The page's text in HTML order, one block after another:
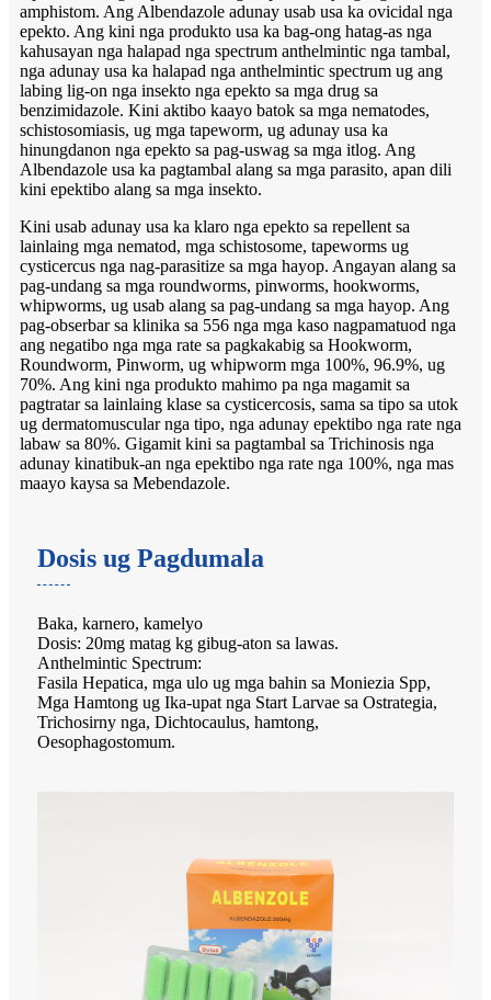
amphistom. Ang Albendazole adunay usab usa ka ovicidal nga
epekto. Ang kini nga produkto usa ka bag-ong hatag-as nga
kahusayan nga halapad nga spectrum anthelmintic nga tambal,
nga adunay usa ka halapad nga anthelmintic spectrum ug ang
labing lig-on nga insekto nga epekto sa mga drug sa
benzimidazole. Kini aktibo kaayo batok sa mga nematodes,
schistosomiasis, ug mga tapeworm, ug adunay usa ka
hinungdanon nga epekto sa pag-uswag sa mga itlog. Ang
Albendazole usa ka pagtambal alang sa mga parasito, apan dili
kini epektibo alang sa mga insekto.
Kini usab adunay usa ka klaro nga epekto sa repellent sa
lainlaing mga nematod, mga schistosome, tapeworms ug
cysticercus nga nag-parasitize sa mga hayop. Angayan alang sa
pag-undang sa mga roundworms, pinworms, hookworms,
whipworms, ug usab alang sa pag-undang sa mga hayop. Ang
pag-obserbar sa klinika sa 556 nga mga kaso nagpamatuod nga
ang negatibo nga mga rate sa pagkakabig sa Hookworm,
Roundworm, Pinworm, ug whipworm mga 100%, 96.9%, ug
70%. Ang kini nga produkto mahimo pa nga magamit sa
pagtratar sa lainlaing klase sa cysticercosis, sama sa tipo sa utok
ug dermatomuscular nga tipo, nga adunay epektibo nga rate nga
labaw sa 80%. Gigamit kini sa pagtambal sa Trichinosis nga
adunay kinatibuk-an nga epektibo nga rate nga 100%, nga mas
maayo kaysa sa Mebendazole.
Dosis ug Pagdumala
Baka, karnero, kamelyo
Dosis: 20mg matag kg gibug-aton sa lawas.
Anthelmintic Spectrum:
Fasila Hepatica, mga ulo ug mga bahin sa Moniezia Spp,
Mga Hamtong ug Ika-upat nga Start Larvae sa Ostrategia,
Trichosirny nga, Dichtocaulus, hamtong,
Oesophagostomum.